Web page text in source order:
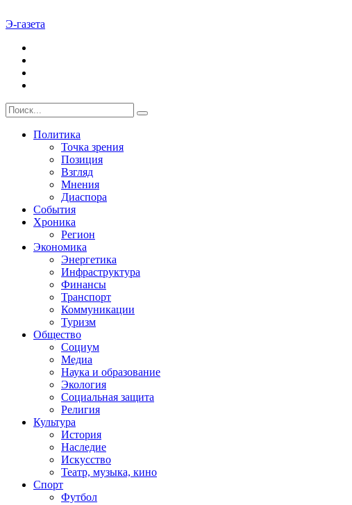
Э-газета
Политика
Точка зрения
Позиция
Взгляд
Мнения
Диаспора
События
Хроника
Регион
Экономика
Энергетика
Инфраструктура
Финансы
Транспорт
Коммуникации
Туризм
Общество
Социум
Медиа
Наука и образование
Экология
Социальная защита
Религия
Культура
История
Наследие
Искусство
Театр, музыка, кино
Спорт
Футбол